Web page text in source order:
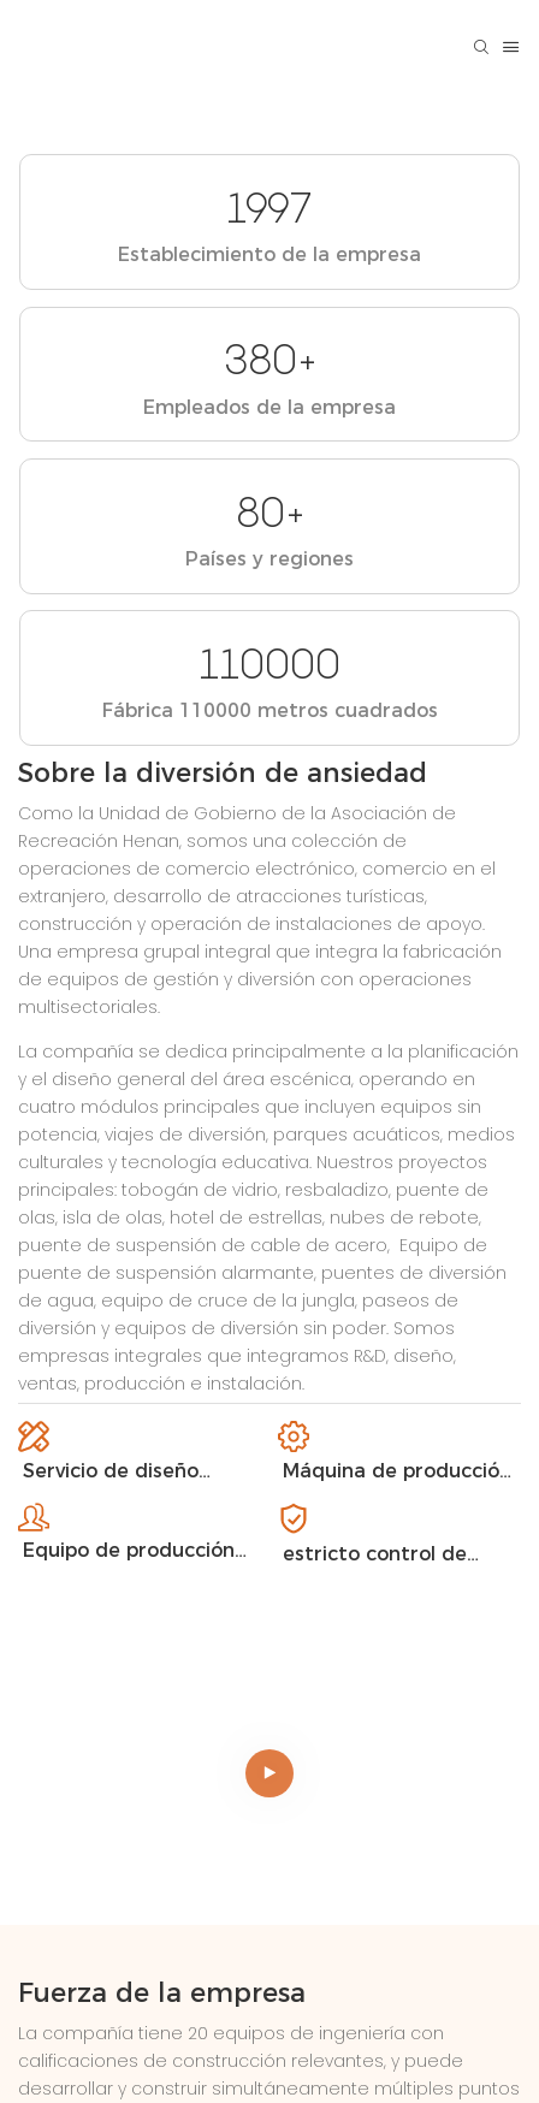
1997
Establecimiento de la empresa
380+
Empleados de la empresa
80+
Países y regiones
110000
Fábrica 110000 metros cuadrados
Sobre la diversión de ansiedad
Como la Unidad de Gobierno de la Asociación de
Recreación Henan, somos una colección de
operaciones de comercio electrónico, comercio en el
extranjero, desarrollo de atracciones turísticas,
construcción y operación de instalaciones de apoyo.
Una empresa grupal integral que integra la fabricación
de equipos de gestión y diversión con operaciones
multisectoriales.
La compañía se dedica principalmente a la planificación
y el diseño general del área escénica, operando en
cuatro módulos principales que incluyen equipos sin
potencia, viajes de diversión, parques acuáticos, medios
culturales y tecnología educativa. Nuestros proyectos
principales: tobogán de vidrio, resbaladizo, puente de
olas, isla de olas, hotel de estrellas, nubes de rebote,
puente de suspensión de cable de acero, Equipo de
puente de suspensión alarmante, puentes de diversión
de agua, equipo de cruce de la jungla, paseos de
diversión y equipos de diversión sin poder. Somos
empresas integrales que integramos R&D, diseño,
ventas, producción e instalación.
Servicio de diseño
flexible
Máquina de producción
avanzada
Equipo de producción
estricto control de
Fuerza de la empresa
La compañía tiene 20 equipos de ingeniería con
calificaciones de construcción relevantes, y puede
desarrollar y construir simultáneamente múltiples puntos